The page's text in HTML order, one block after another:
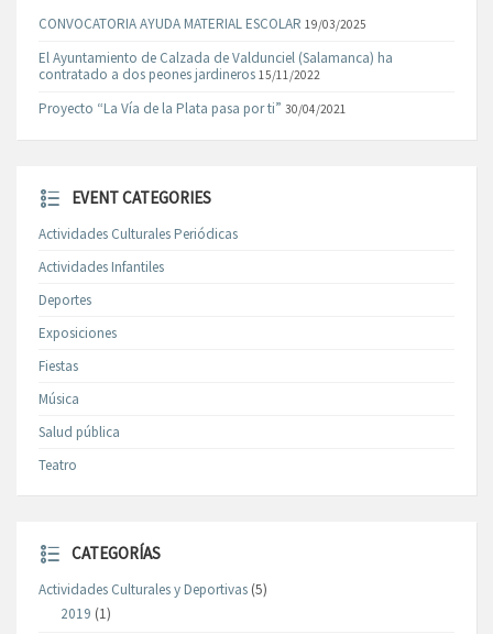
CONVOCATORIA AYUDA MATERIAL ESCOLAR 19/03/2025
El Ayuntamiento de Calzada de Valdunciel (Salamanca) ha
contratado a dos peones jardineros 15/11/2022
Proyecto “La Vía de la Plata pasa por ti” 30/04/2021
EVENT CATEGORIES
Actividades Culturales Periódicas
Actividades Infantiles
Deportes
Exposiciones
Fiestas
Música
Salud pública
Teatro
CATEGORÍAS
Actividades Culturales y Deportivas (5)
2019 (1)